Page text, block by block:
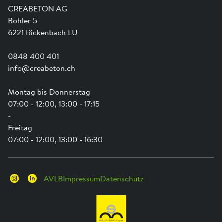
CREABETON AG
Bohler 5
6221 Rickenbach LU
0848 400 401
info@creabeton.ch
Montag bis Donnerstag
07:00 - 12:00, 13:00 - 17:15
-
Freitag
07:00 - 12:00, 13:00 - 16:30
Ausbildung
Shop Hilfe
Anwendungsunterstützung
Newsletter
Engagement
Swissness
Schwammstadt
AVLBImpressumDatenschutz